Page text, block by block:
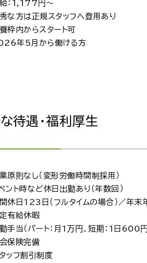
給：1,177円～
秀な方は正規スタッフへ登用あり
養枠内からスタート可
年5月から働ける方
待遇・福利厚生
業原則なし（変形労働時間制採用）
ベント時など休日出勤あり（年数回）
間休日123日（フルタイムの場合）／年末
定有給休暇
勤手当（パート：月1万円、短期：1日600円
会保険完備
タッフ割引制度